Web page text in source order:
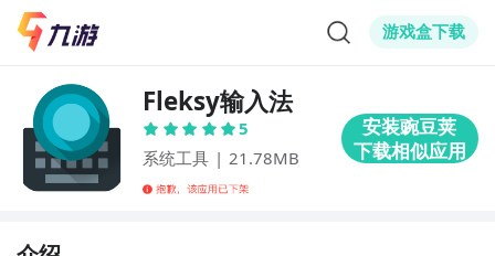
游戏盒下载
Fleksy输入法
5
系统工具 | 21.78MB